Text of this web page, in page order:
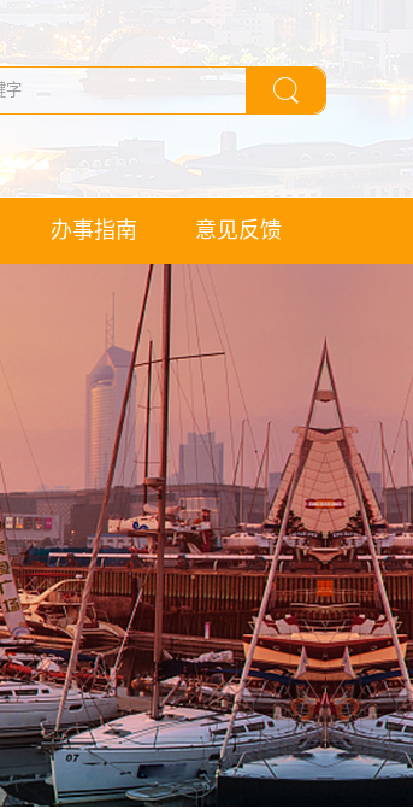
办事指南 意见反馈